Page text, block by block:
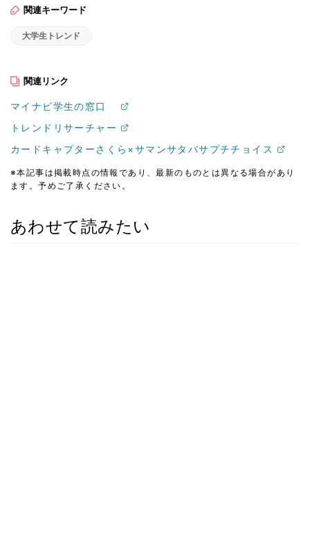
関連キーワード
大学生トレンド
関連リンク
マイナビ学生の窓口
トレンドリサーチャー
カードキャプターさくら×サマンサタバサプチチョイス
※本記事は掲載時点の情報であり、最新のものとは異なる場合があり
ます。予めご了承ください。
あわせて読みたい